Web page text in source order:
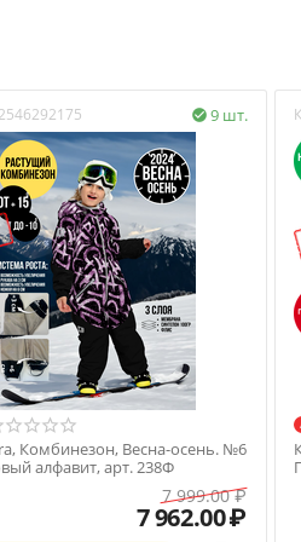
100%пэ, утеплитель холофайбер
при 30*
9 шт.

Комбинезон, Весна-осень. №6
алфавит, арт. 238Ф
7 999.00 ₽
7 962.00₽